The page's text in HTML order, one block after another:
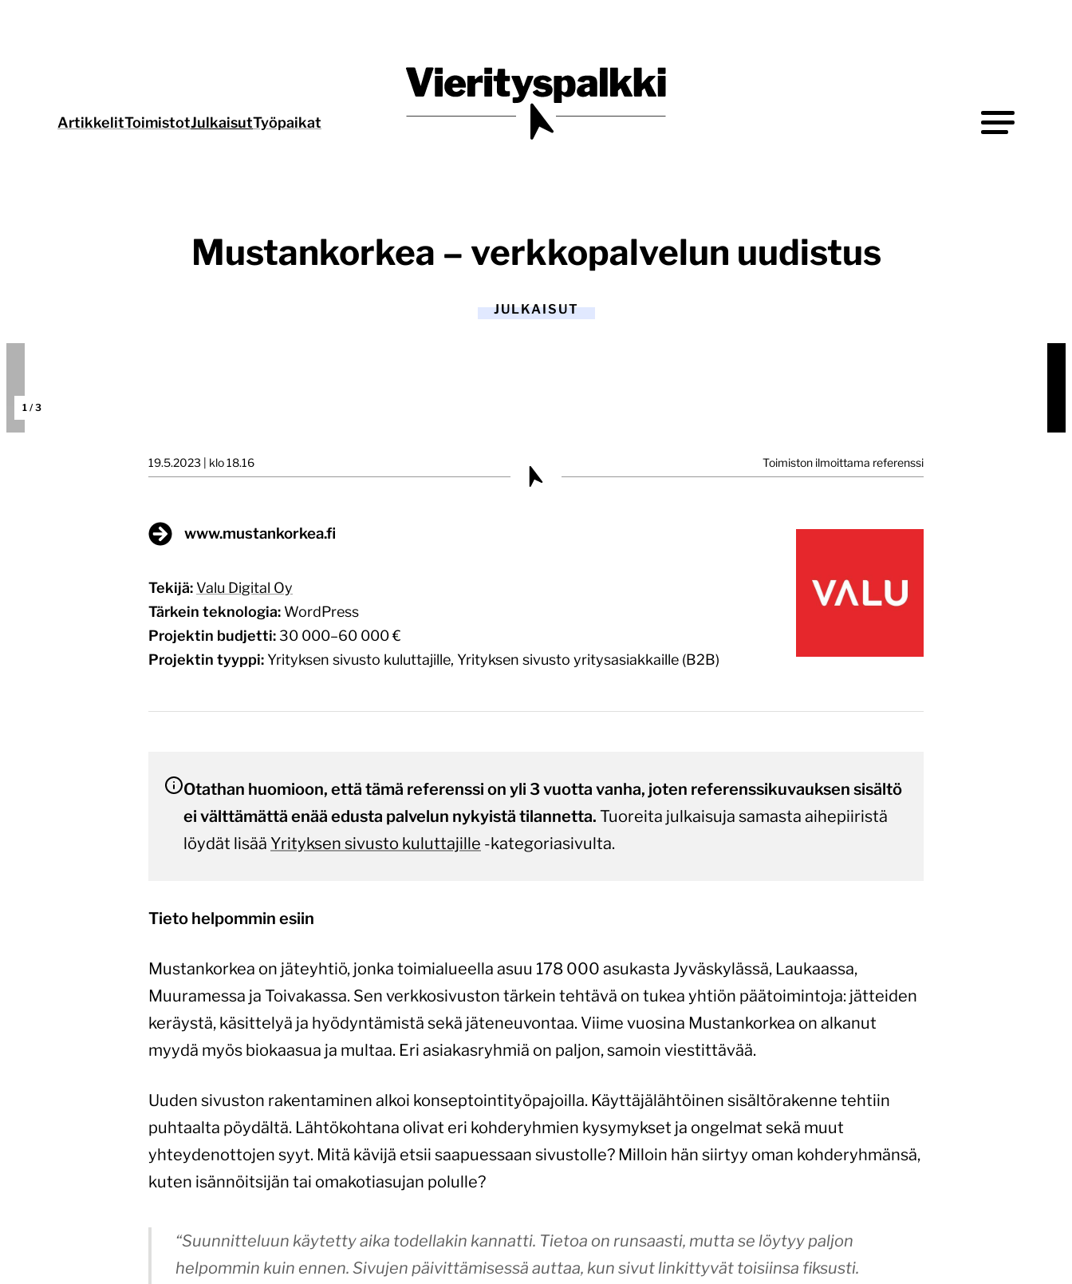
ArtikkelitToimistotJulkaisutTyöpaikat
Vierityspalkki.fi
Mustankorkea – verkkopalvelun uudistus
JULKAISUT
1 / 3
19.5.2023 | klo 18.16 Toimiston ilmoittama referenssi
www.mustankorkea.fi
Tekijä: Valu Digital Oy
Tärkein teknologia: WordPress
Projektin budjetti: 30 000–60 000 €
Projektin tyyppi: Yrityksen sivusto kuluttajille, Yrityksen sivusto yritysasiakkaille (B2B)
Otathan huomioon, että tämä referenssi on yli 3 vuotta vanha, joten referenssikuvauksen sisältö
ei välttämättä enää edusta palvelun nykyistä tilannetta. Tuoreita julkaisuja samasta aihepiiristä
löydät lisää Yrityksen sivusto kuluttajille -kategoriasivulta.
Tieto helpommin esiin
Mustankorkea on jäteyhtiö, jonka toimialueella asuu 178 000 asukasta Jyväskylässä, Laukaassa,
Muuramessa ja Toivakassa. Sen verkkosivuston tärkein tehtävä on tukea yhtiön päätoimintoja: ​​jätteiden
keräystä, käsittelyä ja hyödyntämistä sekä jäteneuvontaa. Viime vuosina Mustankorkea on alkanut
myydä myös biokaasua ja multaa. Eri asiakasryhmiä on paljon, samoin viestittävää.
Uuden sivuston rakentaminen alkoi konseptointityöpajoilla. Käyttäjälähtöinen sisältörakenne tehtiin
puhtaalta pöydältä. Lähtökohtana olivat eri kohderyhmien kysymykset ja ongelmat sekä muut
yhteydenottojen syyt. Mitä kävijä etsii saapuessaan sivustolle? Milloin hän siirtyy oman kohderyhmänsä,
kuten isännöitsijän tai omakotiasujan polulle?
“Suunnitteluun käytetty aika todellakin kannatti. Tietoa on runsaasti, mutta se löytyy paljon
helpommin kuin ennen. Sivujen päivittämisessä auttaa, kun sivut linkittyvät toisiinsa fiksusti.